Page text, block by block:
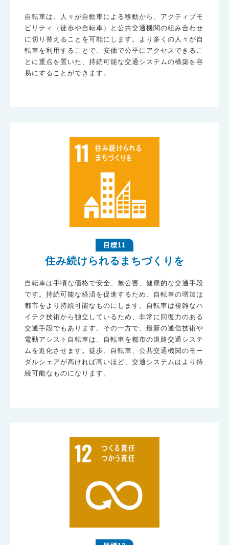
自転車は、人々が自動車による移動から、アクティブモ
ビリティ（徒歩や自転車）と公共交通機関の組み合わせ
に切り替えることを可能にします。より多くの人々が自
転車を利用することで、安価で公平にアクセスできるこ
とに重点を置いた、持続可能な交通システムの構築を容
易にすることができます。
目標11
住み続けられるまちづくりを
自転車は手頃な価格で安全、無公害、健康的な交通手段
です。持続可能な経済を促進するため、自転車の増加は
都市をより持続可能なものにします。自転車は複雑なハ
イテク技術から独立しているため、非常に回復力のある
交通手段でもあります。その一方で、最新の通信技術や
電動アシスト自転車は、自転車を都市の道路交通システ
ムを進化させます。徒歩、自転車、公共交通機関のモー
ダルシェアが高ければ高いほど、交通システムはより持
続可能なものになります。